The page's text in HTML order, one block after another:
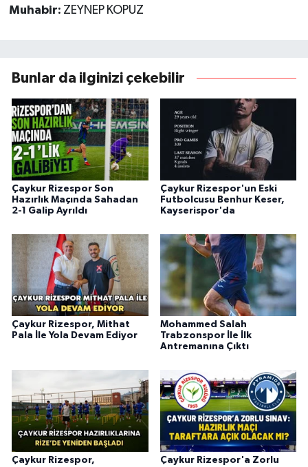
Muhabir: ZEYNEP KOPUZ
Bunlar da ilginizi çekebilir
Çaykur Rizespor Son
Hazırlık Maçında Sahadan
2-1 Galip Ayrıldı
Çaykur Rizespor'un Eski
Futbolcusu Benhur Keser,
Kayserispor'da
Çaykur Rizespor, Mithat
Pala İle Yola Devam Ediyor
Mohammed Salah
Trabzonspor İle İlk
Antremanına Çıktı
Çaykur Rizespor,
Çaykur Rizespor'a Zorlu